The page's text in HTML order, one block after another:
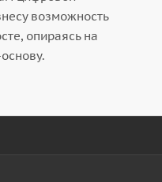
возможность
опираясь на